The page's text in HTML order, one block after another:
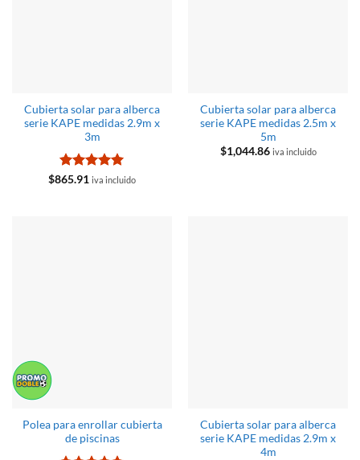
Cubierta solar para alberca
serie KAPE medidas 2.9m x
3m
Valorado
$865.91 iva incluido
Cubierta solar para alberca
serie KAPE medidas 2.5m x
5m
$1,044.86 iva incluido
Polea para enrollar cubierta
de piscinas
Cubierta solar para alberca
serie KAPE medidas 2.9m x
4m